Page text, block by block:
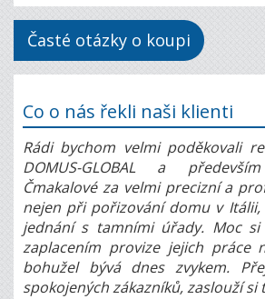
Časté otázky o koupi
Co o nás řekli naši klienti
Rádi bychom velmi poděkovali
DOMUS-GLOBAL a
Čmakalové za velmi precizní a
nejen při pořizování domu v Itálii,
jednání s tamními úřady. Moc
zaplacením provize jejich práce
bohužel bývá dnes zvykem.
spokojených zákazníků, zaslouží si